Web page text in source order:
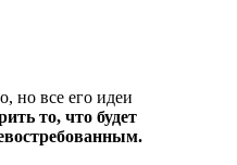
но все его идеи
то, что будет